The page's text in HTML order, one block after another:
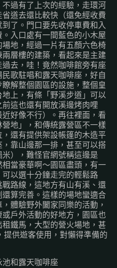
過有了上次的經驗，走環河
道去還比較快（還免經收費
了。門口要先收停車費和入
入口處有一間藍色的小木屋
場地，經過一片有五顏六色椅
層樓的建築，看起來是主建
去，哇！竟然咖啡館旁有座
歌駐唱和露天咖啡座，好自
解整個園區的設施，整個皇
上，有條「野溪步道」可以
這也還有開放溪邊烤肉哩
近好像不行）。再往裡面，看
地」，和傳統露營區不一樣
還有提供架設帳篷的木造平
靠山邊那一排，甚至可以搭
），難怪官網號稱這邊是
相當豪華啊～園區盡頭，有一
以選十分鐘走完的輕鬆路
路線，這地方有山有溪、還
算完善。這樣的場地蠻適合
體驗野外闔家同樂的活動，
戶外活動的好地方，園區也
鐵馬，大型的營火場地，甚
提供遊客使用，對懶得準備的
和露天咖啡座